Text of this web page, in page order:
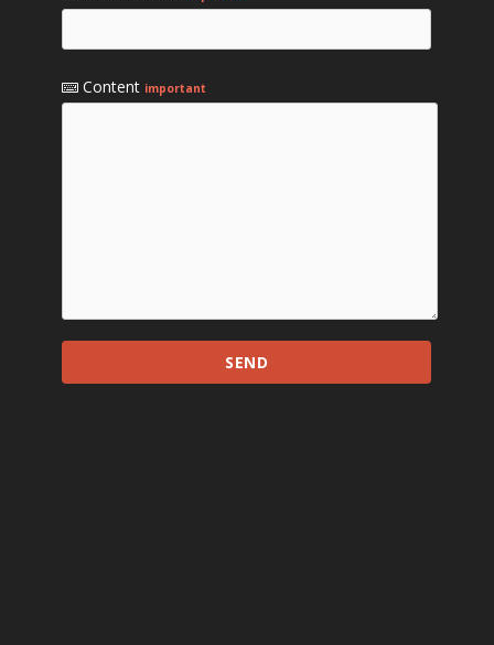
Content important